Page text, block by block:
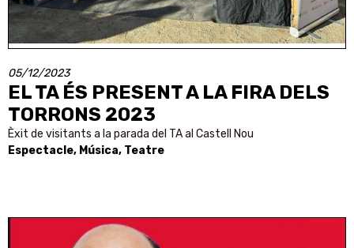
05/12/2023
EL TA ÉS PRESENT A LA FIRA DELS
TORRONS 2023
Èxit de visitants a la parada del TA al Castell Nou
Espectacle, Música, Teatre